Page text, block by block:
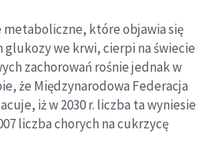
które objawia się
we krwi, cierpi na świecie
zachorowań rośnie jednak w
że Międzynarodowa Federacja
iż w 2030 r. liczba ta wyniesie
liczba chorych na cukrzycę